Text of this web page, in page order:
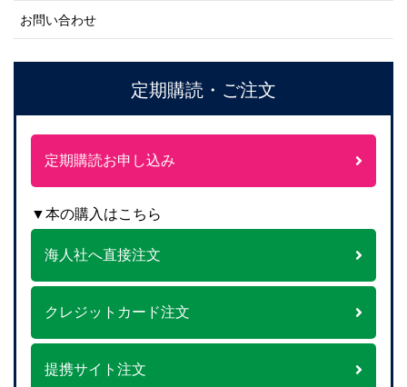
お問い合わせ
定期購読・ご注文
定期購読お申し込み
▼本の購入はこちら
海人社へ直接注文
クレジットカード注文
提携サイト注文